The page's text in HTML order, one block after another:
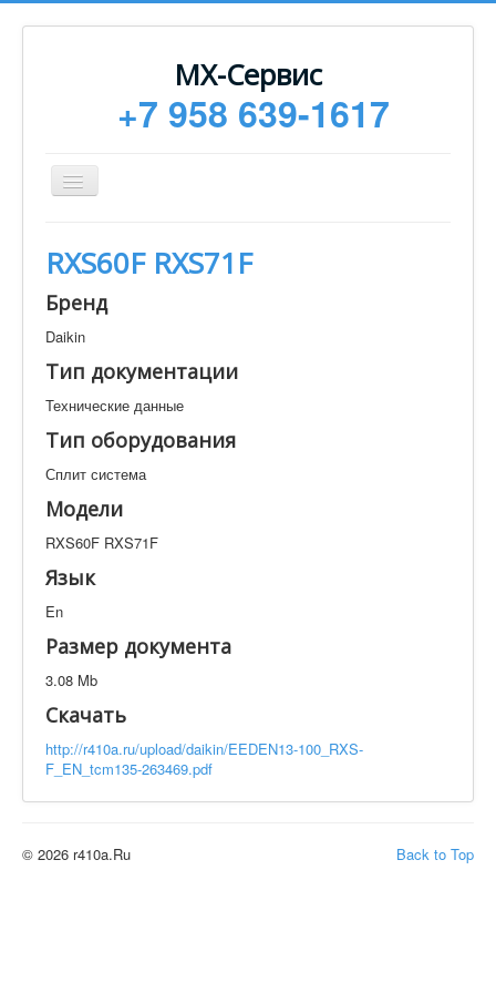
МХ-Сервис
+7 958 639-1617
Toggle
Navigation
Монтаж
Сервисное обслуживание
Техническая документация
Статьи
Техническая документация
Искать
Производитель
Элементов на страницу
RXS60F RXS71F
Бренд
Daikin
Тип документации
Технические данные
Тип оборудования
Сплит система
Модели
RXS60F RXS71F
Язык
En
Размер документа
3.08 Mb
Скачать
http://r410a.ru/upload/daikin/EEDEN13-100_RXS-
F_EN_tcm135-263469.pdf
Back to Top
© 2026 r410a.Ru